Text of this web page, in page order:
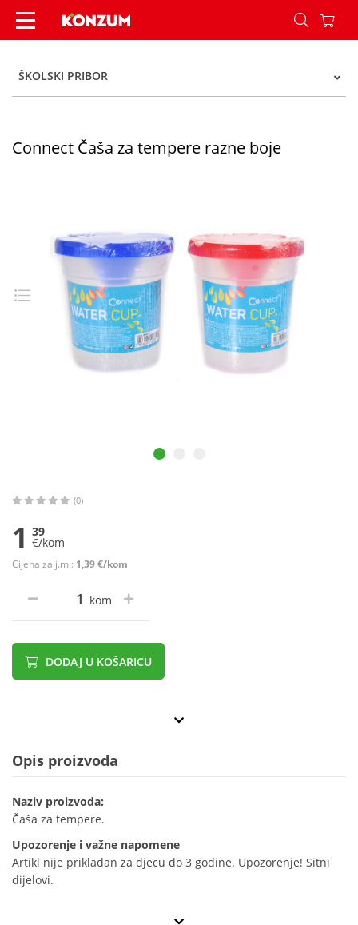
Connect Čaša za tempere razne boje - Konzum
ŠKOLSKI PRIBOR
Connect Čaša za tempere razne boje
(0)
1 39
€/kom
Cijena za j.m.: 1,39 €/kom
kom
DODAJ U KOŠARICU
Opis proizvoda
Naziv proizvoda:
Čaša za tempere.
Upozorenje i važne napomene
Artikl nije prikladan za djecu do 3 godine. Upozorenje! Sitni
dijelovi.